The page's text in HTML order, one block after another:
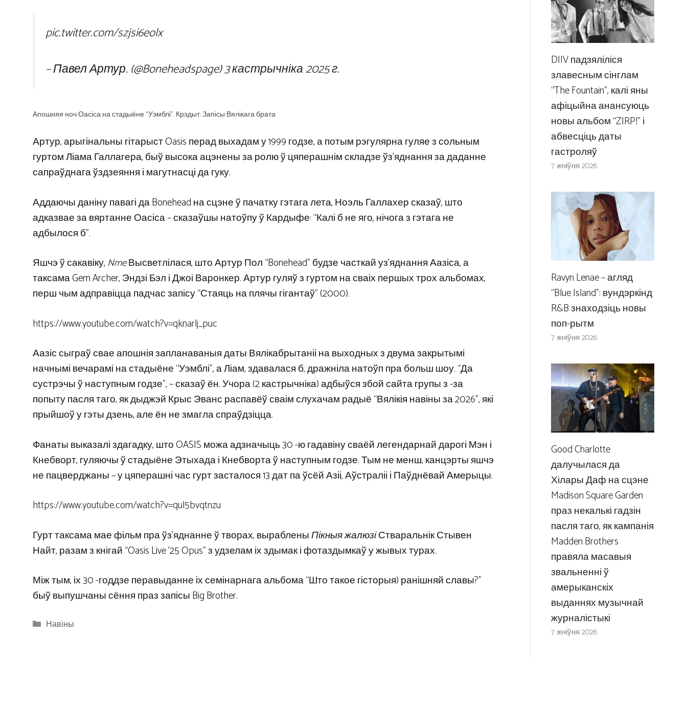
pic.twitter.com/szjsi6eolx
– Павел Артур. (@Boneheadspage)3 кастрычніка 2025 г.
Апошняя ноч Оасіса на стадыёне “Уэмблі”. Крэдыт: Запісы Вялікага брата
Артур, арыгінальны гітарыст Oasis перад выхадам у 1999 годзе, а потым рэгулярна гуляе з сольным
гуртом Ліама Галлагера, быў высока ацэнены за ролю ў цяперашнім складзе ўз’яднання за даданне
сапраўднага ўздзеяння і магутнасці да гуку.
Аддаючы даніну павагі да Bonehead на сцэне ў пачатку гэтага лета, Ноэль Галлахер сказаў, што
адказвае за вяртанне Оасіса – сказаўшы натоўпу ў Кардыфе: “Калі б не яго, нічога з гэтага не
адбылося б”.
Яшчэ ў сакавіку, NmeВысветлілася, што Артур Пол “Bonehead” будзе часткай уз’яднання Аазіса, а
таксама Gem Archer, Эндзі Бэл і Джоі Варонкер. Артур гуляў з гуртом на сваіх першых трох альбомах,
перш чым адправіцца падчас запісу “Стаяць на плячы гігантаў” (2000).
https://www.youtube.com/watch?v=qknarlj_puc
Аазіс сыграў свае апошнія запланаваныя даты Вялікабрытаніі на выходных з двума закрытымі
начнымі вечарамі на стадыёне “Уэмблі”, а Ліам, здавалася б, дражніла натоўп пра больш шоу. “Да
сустрэчы ў наступным годзе”, – сказаў ён. Учора (2 кастрычніка) адбыўся збой сайта групы з -за
попыту пасля таго, як дыджэй Крыс Эванс распавёў сваім слухачам радыё “Вялікія навіны за 2026”, які
прыйшоў у гэты дзень, але ён не змагла спраўдзіцца.
Фанаты выказалі здагадку, што OASIS можа адзначыць 30 -ю гадавіну сваёй легендарнай дарогі Мэн і
Кнебворт, гуляючы ў стадыёне Этыхада і Кнебворта ў наступным годзе. Тым не менш, канцэрты яшчэ
не пацверджаны – у цяперашні час гурт засталося 13 дат па ўсёй Азіі, Аўстраліі і Паўднёвай Амерыцы.
https://www.youtube.com/watch?v=qul5bvqtnzu
Гурт таксама мае фільм пра ўз’яднанне ў творах, вырабленыПікныя жалюзіСтваральнік Стывен
Найт, разам з кнігай “Oasis Live ’25 Opus” з удзелам іх здымак і фотаздымкаў у жывых турах.
Між тым, іх 30 -годдзе перавыданне іх семінарнага альбома “Што такое гісторыя) ранішняй славы?”
быў выпушчаны сёння праз запісы Big Brother.
Categories
Навіны
DIIV падзяліліся
злавесным сінглам
“The Fountain”, калі яны
афіцыйна анансуюць
новы альбом “ZIRP!” і
абвесціць даты
гастроляў
7 жніўня 2026
Ravyn Lenae – агляд
“Blue Island”: вундэркінд
R&B знаходзіць новы
поп-рытм
7 жніўня 2026
Good Charlotte
далучылася да
Хілары Даф на сцэне
Madison Square Garden
праз некалькі гадзін
пасля таго, як кампанія
Madden Brothers
правяла масавыя
звальненні ў
амерыканскіх
выданнях музычнай
журналістыкі
7 жніўня 2026